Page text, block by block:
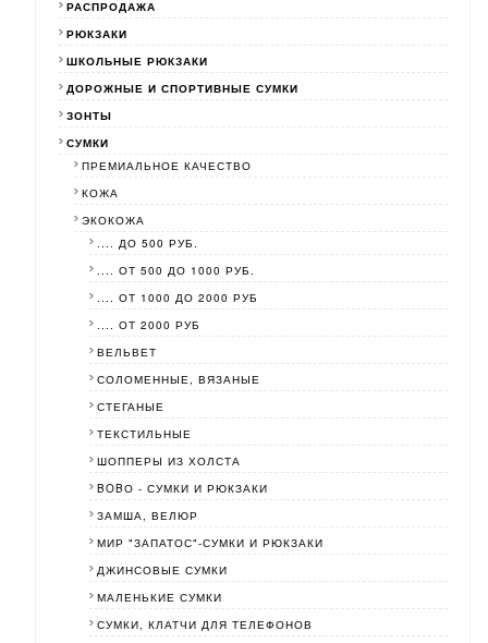
РАСПРОДАЖА
РЮКЗАКИ
ШКОЛЬНЫЕ РЮКЗАКИ
ДОРОЖНЫЕ И СПОРТИВНЫЕ СУМКИ
ЗОНТЫ
СУМКИ
ПРЕМИАЛЬНОЕ КАЧЕСТВО
КОЖА
ЭКОКОЖА
.... ДО 500 РУБ.
.... ОТ 500 ДО 1000 РУБ.
.... ОТ 1000 ДО 2000 РУБ
.... ОТ 2000 РУБ
ВЕЛЬВЕТ
СОЛОМЕННЫЕ, ВЯЗАНЫЕ
СТЕГАНЫЕ
ТЕКСТИЛЬНЫЕ
ШОППЕРЫ ИЗ ХОЛСТА
BOBО - СУМКИ И РЮКЗАКИ
ЗАМША, ВЕЛЮР
МИР "ЗАПАТОС"-СУМКИ И РЮКЗАКИ
ДЖИНСОВЫЕ СУМКИ
МАЛЕНЬКИЕ СУМКИ
СУМКИ, КЛАТЧИ ДЛЯ ТЕЛЕФОНОВ